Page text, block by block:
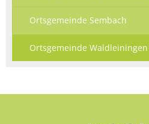
Ortsgemeinde Sembach
Ortsgemeinde Waldleiningen